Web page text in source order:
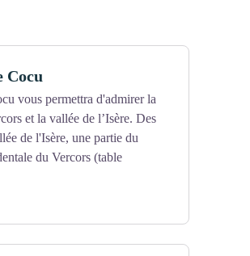
Cocu
vous permettra d'admirer la
et la vallée de l’Isère. Des
de l'Isère, une partie du
du Vercors (table